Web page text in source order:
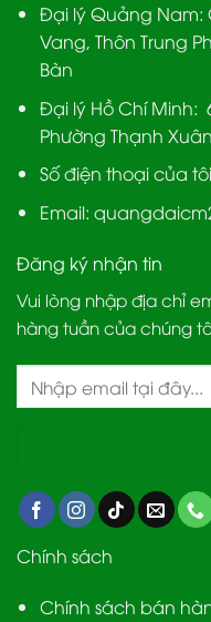
Đại lý Quảng Nam:
Vang, Thôn Trung
Bàn
Đại lý Hồ Chí Minh:
Phường Thạnh
Số điện thoại của
Email:
Đăng ký nhận tin
Vui lòng nhập địa chỉ
hàng tuần của chúng
Chính sách
Chính sách bán